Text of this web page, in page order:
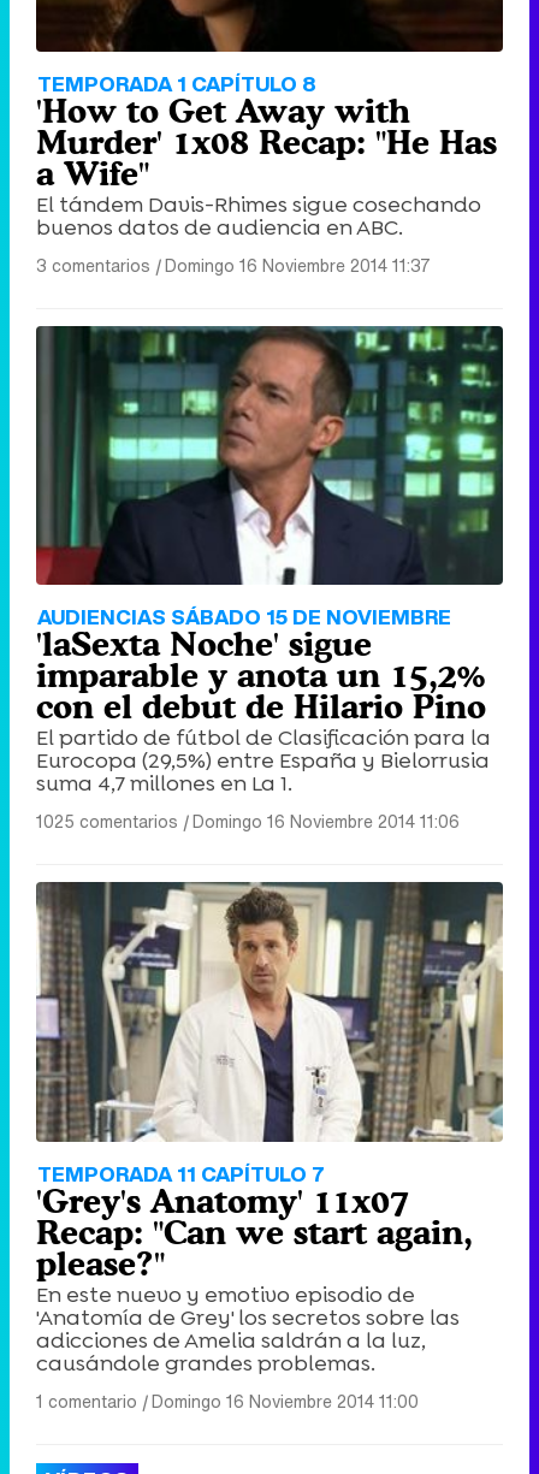
TEMPORADA 1 CAPÍTULO 8
'How to Get Away with
Murder' 1x08 Recap: "He Has
a Wife"
El tándem Davis-Rhimes sigue cosechando
buenos datos de audiencia en ABC.
3 comentarios |Domingo 16 Noviembre 2014 11:37
AUDIENCIAS SÁBADO 15 DE NOVIEMBRE
'laSexta Noche' sigue
imparable y anota un 15,2%
con el debut de Hilario Pino
El partido de fútbol de Clasificación para la
Eurocopa (29,5%) entre España y Bielorrusia
suma 4,7 millones en La 1.
1025 comentarios |Domingo 16 Noviembre 2014 11:06
TEMPORADA 11 CAPÍTULO 7
'Grey's Anatomy' 11x07
Recap: "Can we start again,
please?"
En este nuevo y emotivo episodio de
'Anatomía de Grey' los secretos sobre las
adicciones de Amelia saldrán a la luz,
causándole grandes problemas.
1 comentario |Domingo 16 Noviembre 2014 11:00